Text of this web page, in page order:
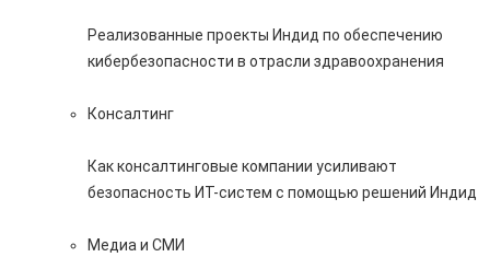
Реализованные проекты Индид по обеспечению
кибербезопасности в отрасли здравоохранения
Консалтинг
Как консалтинговые компании усиливают
безопасность ИТ-систем с помощью решений Индид
Медиа и СМИ